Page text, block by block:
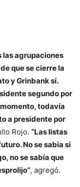
las agrupaciones
que se cierre la
y Grinbank sí.
segundo por
todavía
a presidente por
Rojo. “Las listas
No se sabía si
no se sabía que
, agregó.